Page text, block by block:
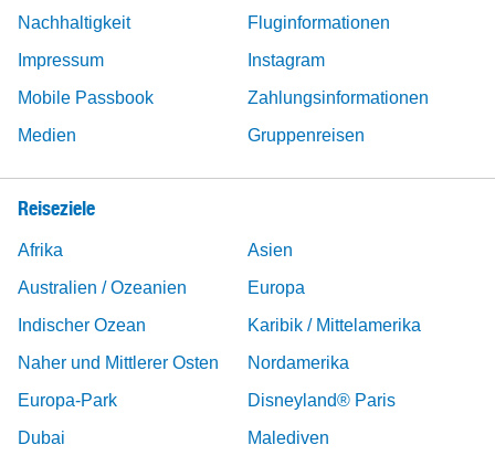
Nachhaltigkeit
Fluginformationen
Impressum
Instagram
Mobile Passbook
Zahlungsinformationen
Medien
Gruppenreisen
Reiseziele
Afrika
Asien
Australien / Ozeanien
Europa
Indischer Ozean
Karibik / Mittelamerika
Naher und Mittlerer Osten
Nordamerika
Europa-Park
Disneyland® Paris
Dubai
Malediven